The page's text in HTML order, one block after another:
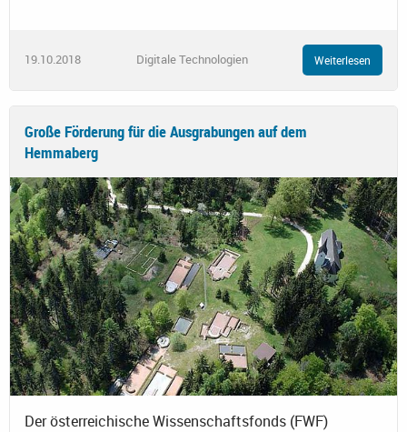
19.10.2018 Digitale Technologien Weiterlesen
Große Förderung für die Ausgrabungen auf dem
Hemmaberg
Der österreichische Wissenschaftsfonds (FWF)